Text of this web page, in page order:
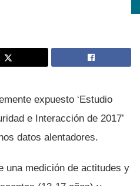
expuesto ‘Estudio
e Interacción de 2017’
datos alentadores.
una medición de actitudes y